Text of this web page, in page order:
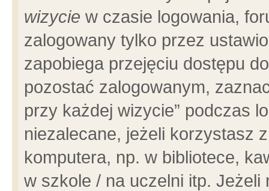
wizycie w czasie logowania,
zalogowany tylko przez
zapobiega przejęciu dostępu
pozostać zalogowanym,
przy każdej wizycie” podczas
niezalecane, jeżeli korzystasz
komputera, np. w bibliotece,
w szkole / na uczelni itp.